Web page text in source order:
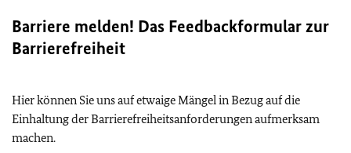
Barriere melden! Das Feedbackformular zur
Barrierefreiheit
Hier können Sie uns auf etwaige Mängel in Bezug auf die
Einhaltung der Barrierefreiheitsanforderungen aufmerksam
machen.